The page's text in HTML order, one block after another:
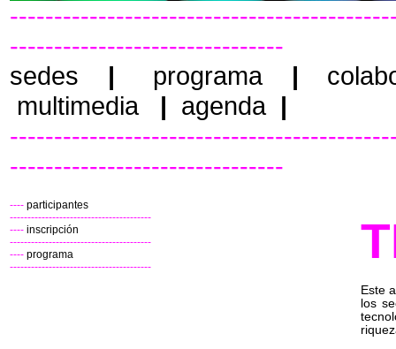
-------------------------------
sedes
| programa|
multimedia
| agenda |
-------------------------------
---- participantes
----------------------------------------
---- inscripción
----------------------------------------
---- programa
----------------------------------------
Este
los